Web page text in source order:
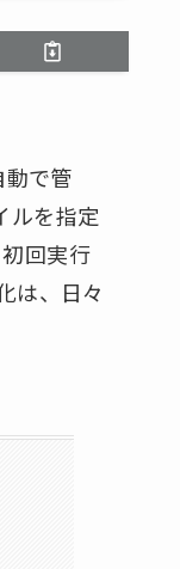
で管
ルを指定
回実行
は、日々